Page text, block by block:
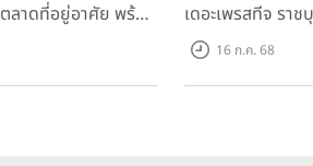
ลาดที่อยู่อาศัย พร้อม
หม่ "ไลโอ
เดอะเพรสทีจ ราช
ราชบุรี" บ้าน และท
16 ก.ค. 68